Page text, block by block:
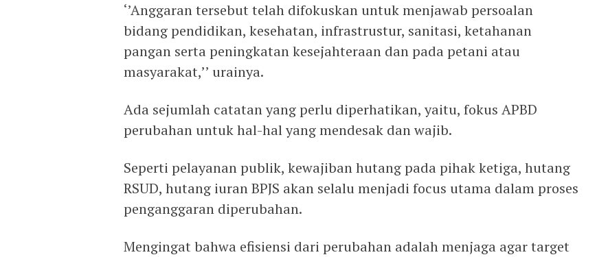
‘’Anggaran tersebut telah difokuskan untuk menjawab persoalan
bidang pendidikan, kesehatan, infrastrustur, sanitasi, ketahanan
pangan serta peningkatan kesejahteraan dan pada petani atau
masyarakat,’’ urainya.
Ada sejumlah catatan yang perlu diperhatikan, yaitu, fokus APBD
perubahan untuk hal-hal yang mendesak dan wajib.
Seperti pelayanan publik, kewajiban hutang pada pihak ketiga, hutang
RSUD, hutang iuran BPJS akan selalu menjadi focus utama dalam proses
penganggaran diperubahan.
Mengingat bahwa efisiensi dari perubahan adalah menjaga agar target